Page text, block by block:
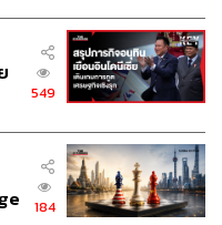
74
AUTHOR
TEAM
549
184